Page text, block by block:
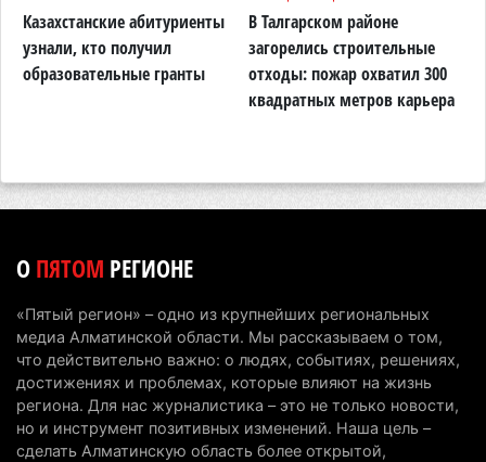
Проезд по БАКАД резко подорожал: в
Алматинской области начали действовать новые
тарифы
213
первоклассников начнут учить искусственному
интеллекту
6 августа 2026 г. 10:47 174
Казахстанцы назвали доход, при котором не
считают себя бедными
6 августа 2026 г. 09:52 164
Казахстанские абитуриенты
узнали, кто получил
образовательные гранты
В Талгарском районе
загорелись строительные
отходы: пожар охватил 300
квадратных метров карьера
ОПЯТОМ РЕГИОНЕ
«Пятый регион» – одно из крупнейших региональных
медиа Алматинской области. Мы рассказываем о том,
что действительно важно: о людях, событиях, решениях,
достижениях и проблемах, которые влияют на жизнь
региона. Для нас журналистика – это не только новости,
но и инструмент позитивных изменений. Наша цель –
сделать Алматинскую область более открытой,